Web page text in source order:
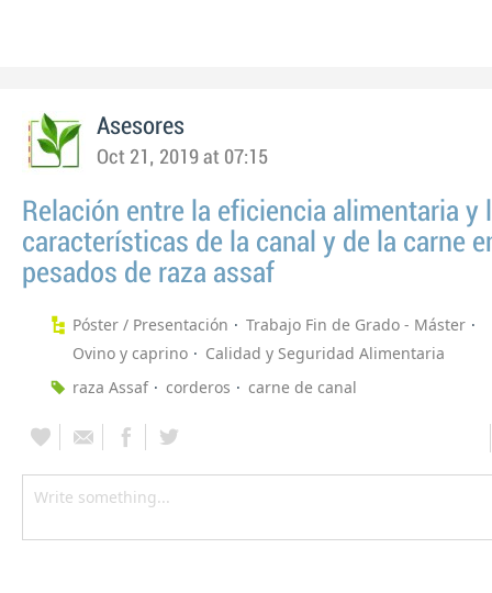
Asesores
Oct 21, 2019 at 07:15
Relación entre la eficiencia alimentaria y
características de la canal y de la carne
pesados de raza assaf
Póster / Presentación
Trabajo Fin de Grado - Máster
Ovino y caprino
Calidad y Seguridad Alimentaria
raza Assaf
corderos carne de canal